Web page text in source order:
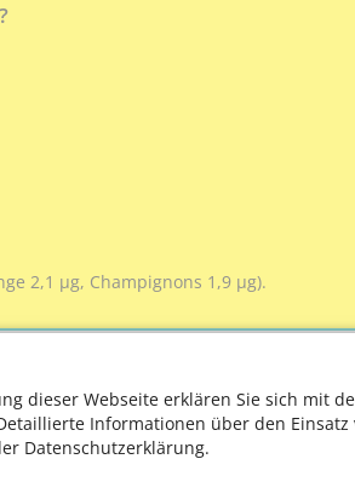
dieser Webseite erklären Sie sich mit
Informationen über den Einsatz
Datenschutzerklärung.
2,1 μg, Champignons 1,9 μg).
und damit für stabile Knochen und
sodass das Sturzrisiko verringert wird.
die Zellteilung sowie das Wachstum